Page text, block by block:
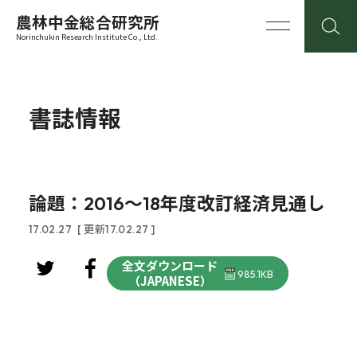
農林中金総合研究所
Norinchukin Research Institute Co., Ltd.
書誌情報
論題：2016～18年度改訂経済見通し
17.02.27 [ 更新17.02.27 ]
全文ダウンロード
（JAPANESE）
985.1KB